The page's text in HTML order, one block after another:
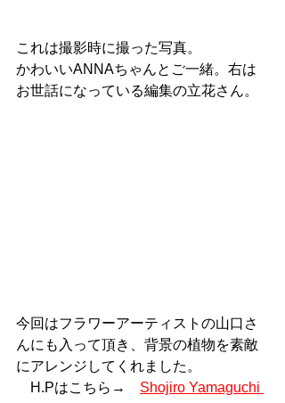
これは撮影時に撮った写真。
かわいいANNAちゃんとご一緒。右は
お世話になっている編集の立花さん。
今回はフラワーアーティストの山口さ
んにも入って頂き、背景の植物を素敵
にアレンジしてくれました。
H.Pはこちら→ Shojiro Yamaguchi